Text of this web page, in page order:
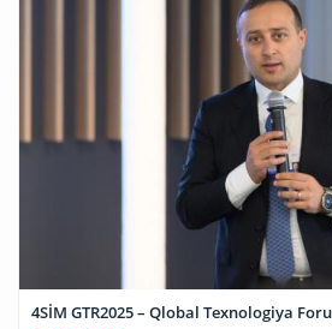
4SİM GTR2025 – Qlobal Texnologiya